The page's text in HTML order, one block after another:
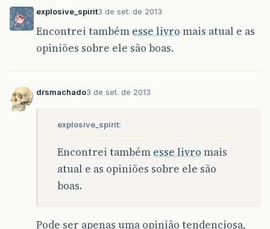
explosive_spirit3 de set. de 2013
Encontrei também esse livro mais atual e as
opiniões sobre ele são boas.
drsmachado3 de set. de 2013
explosive_spirit:
Encontrei também esse livro mais
atual e as opiniões sobre ele são
boas.
Pode ser apenas uma opinião tendenciosa,